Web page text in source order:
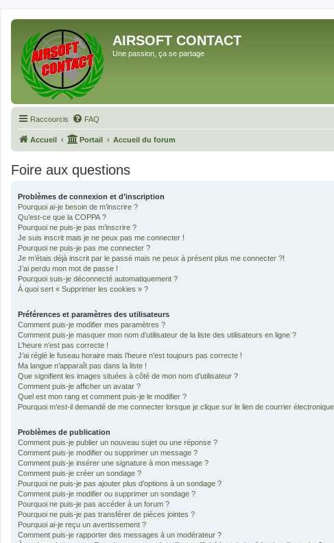
AIRSOFT CONTACT
Une passion, ça se partage
Raccourcis FAQ
Accueil Portail Accueil du forum
Foire aux questions
Problèmes de connexion et d’inscription
Pourquoi ai-je besoin de m’inscrire ?
Qu’est-ce que la COPPA ?
Pourquoi ne puis-je pas m’inscrire ?
Je suis inscrit mais je ne peux pas me connecter !
Pourquoi ne puis-je pas me connecter ?
Je m’étais déjà inscrit par le passé mais ne peux à présent plus me connecter ?!
J’ai perdu mon mot de passe !
Pourquoi suis-je déconnecté automatiquement ?
À quoi sert « Supprimer les cookies » ?
Préférences et paramètres des utilisateurs
Comment puis-je modifier mes paramètres ?
Comment puis-je masquer mon nom d’utilisateur de la liste des utilisateurs en ligne ?
L’heure n’est pas correcte !
J’ai réglé le fuseau horaire mais l’heure n’est toujours pas correcte !
Ma langue n’apparaît pas dans la liste !
Que signifient les images situées à côté de mon nom d’utilisateur ?
Comment puis-je afficher un avatar ?
Quel est mon rang et comment puis-je le modifier ?
Pourquoi m’est-il demandé de me connecter lorsque je clique sur le lien de courrier
Problèmes de publication
Comment puis-je publier un nouveau sujet ou une réponse ?
Comment puis-je modifier ou supprimer un message ?
Comment puis-je insérer une signature à mon message ?
Comment puis-je créer un sondage ?
Pourquoi ne puis-je pas ajouter plus d’options à un sondage ?
Comment puis-je modifier ou supprimer un sondage ?
Pourquoi ne puis-je pas accéder à un forum ?
Pourquoi ne puis-je pas transférer de pièces jointes ?
Pourquoi ai-je reçu un avertissement ?
Comment puis-je rapporter des messages à un modérateur ?